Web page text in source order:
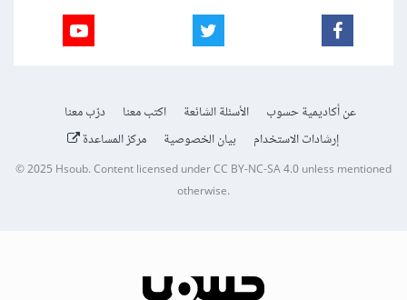
عن أكاديمية حسوب الأسئلة الشائعة اكتب معنا
درّب معنا
إرشادات الاستخدام
بيان الخصوصية مركز المساعدة
© 2025Hsoub.Content licensed underCC BY-NC-SA 4.0unless mentioned
otherwise.